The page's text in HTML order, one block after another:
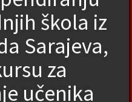
škola iz
Sarajeva,
za
učenika